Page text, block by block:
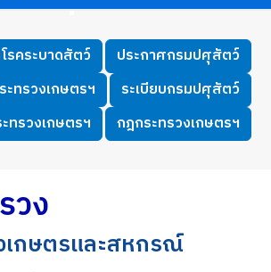
คระบาดสัตว์
ประกาศกรมปศุสัตว์
ะทรวงเกษตรฯ
ระเบียบกรมปศุสัตว์
ทรวงเกษตรฯ
กฎกระทรวงเกษตรฯ
วง
เกษตรและสหกรณ์